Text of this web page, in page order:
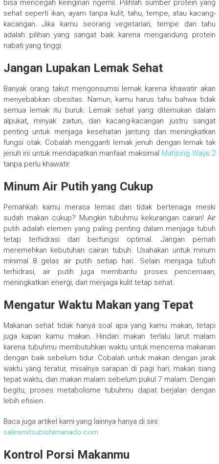
bisa mencegah keinginan ngemil. Pilihlah sumber protein yang
sehat seperti ikan, ayam tanpa kulit, tahu, tempe, atau kacang-
kacangan. Jika kamu seorang vegetarian, tempe dan tahu
adalah pilihan yang sangat baik karena mengandung protein
nabati yang tinggi.
Jangan Lupakan Lemak Sehat
Banyak orang takut mengonsumsi lemak karena khawatir akan
menyebabkan obesitas. Namun, kamu harus tahu bahwa tidak
semua lemak itu buruk. Lemak sehat yang ditemukan dalam
alpukat, minyak zaitun, dan kacang-kacangan justru sangat
penting untuk menjaga kesehatan jantung dan meningkatkan
fungsi otak. Cobalah mengganti lemak jenuh dengan lemak tak
jenuh ini untuk mendapatkan manfaat maksimal Mahjong Ways 2
tanpa perlu khawatir.
Minum Air Putih yang Cukup
Pernahkah kamu merasa lemas dan tidak bertenaga meski
sudah makan cukup? Mungkin tubuhmu kekurangan cairan! Air
putih adalah elemen yang paling penting dalam menjaga tubuh
tetap terhidrasi dan berfungsi optimal. Jangan pernah
meremehkan kebutuhan cairan tubuh. Usahakan untuk minum
minimal 8 gelas air putih setiap hari. Selain menjaga tubuh
terhidrasi, air putih juga membantu proses pencernaan,
meningkatkan energi, dan menjaga kulit tetap sehat.
Mengatur Waktu Makan yang Tepat
Makanan sehat tidak hanya soal apa yang kamu makan, tetapi
juga kapan kamu makan. Hindari makan terlalu larut malam
karena tubuhmu membutuhkan waktu untuk mencerna makanan
dengan baik sebelum tidur. Cobalah untuk makan dengan jarak
waktu yang teratur, misalnya sarapan di pagi hari, makan siang
tepat waktu, dan makan malam sebelum pukul 7 malam. Dengan
begitu, proses metabolisme tubuhmu dapat berjalan dengan
lebih efisien.
Baca juga artikel kami yang lainnya hanya di sini:
salesmitsubishimanado.com
Kontrol Porsi Makanmu